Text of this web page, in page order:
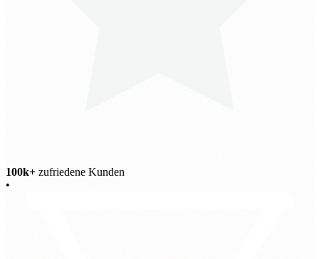
100k+ zufriedene Kunden
•